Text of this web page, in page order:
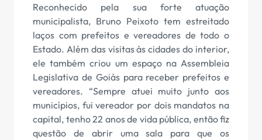
Reconhecido pela sua forte atuação
municipalista, Bruno Peixoto tem estreitado
laços com prefeitos e vereadores de todo o
Estado. Além das visitas às cidades do interior,
ele também criou um espaço na Assembleia
Legislativa de Goiás para receber prefeitos e
vereadores. “Sempre atuei muito junto aos
municípios, fui vereador por dois mandatos na
capital, tenho 22 anos de vida pública, então fiz
questão de abrir uma sala para que os